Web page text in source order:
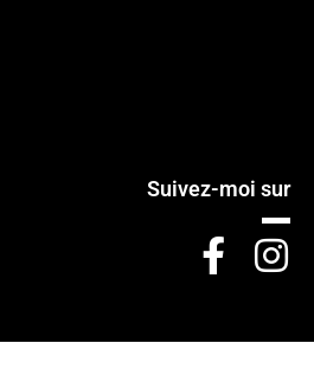
Suivez-moi sur